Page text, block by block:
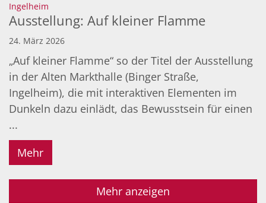
Ingelheim
Ausstellung: Auf kleiner Flamme
24. März 2026
„Auf kleiner Flamme“ so der Titel der Ausstellung
in der Alten Markthalle (Binger Straße,
Ingelheim), die mit interaktiven Elementen im
Dunkeln dazu einlädt, das Bewusstsein für einen
...
Mehr
Mehr anzeigen